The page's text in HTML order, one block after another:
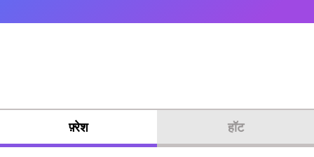
फ़्रेश हॉट